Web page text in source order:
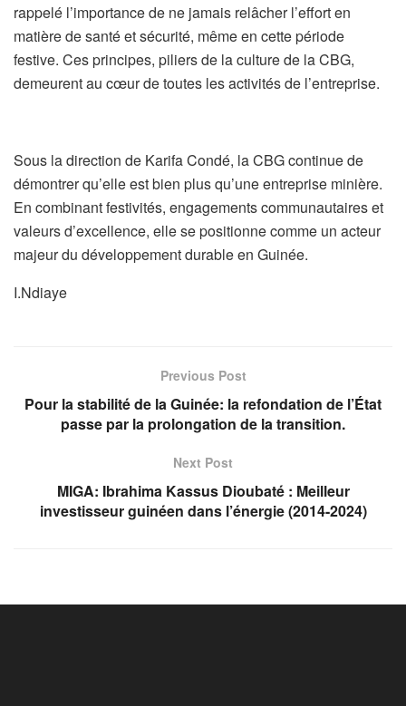
rappelé l’importance de ne jamais relâcher l’effort en
matière de santé et sécurité, même en cette période
festive. Ces principes, piliers de la culture de la CBG,
demeurent au cœur de toutes les activités de l’entreprise.
Sous la direction de Karifa Condé, la CBG continue de
démontrer qu’elle est bien plus qu’une entreprise minière.
En combinant festivités, engagements communautaires et
valeurs d’excellence, elle se positionne comme un acteur
majeur du développement durable en Guinée.
I.Ndiaye
Previous Post
Pour la stabilité de la Guinée: la refondation de l’État
passe par la prolongation de la transition.
Next Post
MIGA: Ibrahima Kassus Dioubaté : Meilleur
investisseur guinéen dans l’énergie (2014-2024)